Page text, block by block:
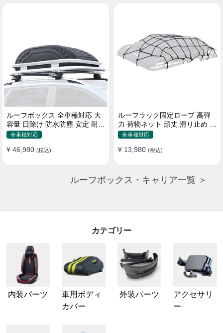
ルーフボックス 全車種対応 大
容量 日除け 防水防塵 安定 耐久
使い便利 折畳式 車用ラゲッジ
全車種対応
¥ 46,980 (税込)
ルーフラック固定ロープ 高弾
力 荷物ネット 頑丈 滑り止め ス
トラップ付き ベースキャリア
全車種対応
¥ 13,980 (税込)
ルーフボックス・キャリア一覧 ＞
カテゴリー
内装パーツ
車用ボディ
カバー
外装パーツ
アクセサリ
ー